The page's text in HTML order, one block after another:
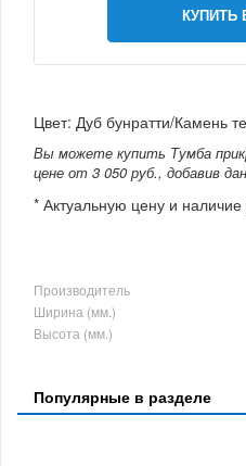
КУПИТЬ
Цвет: Дуб бунратти/Камень
Вы можете купить Тумба
цене от 3 050 руб., добавив
* Актуальную цену и
Производитель
Ширина (мм.)
Высота (мм.)
Популярные в разделе